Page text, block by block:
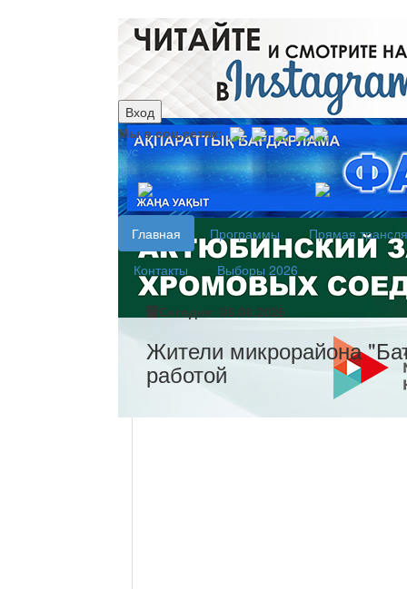
Вход
Мы в соц.сетях:
рус
каз
Главная Программы
Прямая
Контакты
Выборы 2026
Сегодня: 08.08.2026
Жители микрорайона
работой